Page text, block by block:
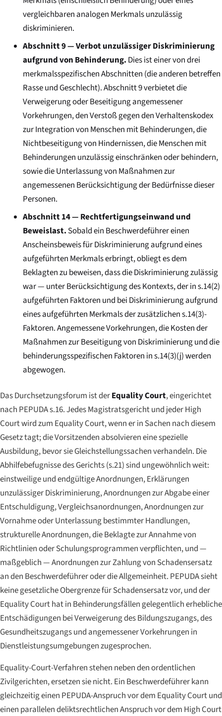
vergleichbaren analogen Merkmals unzulässig
diskriminieren.
Abschnitt 9 — Verbot unzulässiger Diskriminierung
aufgrund von Behinderung. Dies ist einer von drei
merkmalsspezifischen Abschnitten (die anderen betreffen
Rasse und Geschlecht). Abschnitt 9 verbietet die
Verweigerung oder Beseitigung angemessener
Vorkehrungen, den Verstoß gegen den Verhaltenskodex
zur Integration von Menschen mit Behinderungen, die
Nichtbeseitigung von Hindernissen, die Menschen mit
Behinderungen unzulässig einschränken oder behindern,
sowie die Unterlassung von Maßnahmen zur
angemessenen Berücksichtigung der Bedürfnisse dieser
Personen.
Abschnitt 14 — Rechtfertigungseinwand und
Beweislast. Sobald ein Beschwerdeführer einen
Anscheinsbeweis für Diskriminierung aufgrund eines
aufgeführten Merkmals erbringt, obliegt es dem
Beklagten zu beweisen, dass die Diskriminierung zulässig
war — unter Berücksichtigung des Kontexts, der in s.14(2)
aufgeführten Faktoren und bei Diskriminierung aufgrund
eines aufgeführten Merkmals der zusätzlichen s.14(3)-
Faktoren. Angemessene Vorkehrungen, die Kosten der
Maßnahmen zur Beseitigung von Diskriminierung und die
behinderungsspezifischen Faktoren in s.14(3)(j) werden
abgewogen.
Das Durchsetzungsforum ist derEquality Court, eingerichtet
nach PEPUDA s.16. Jedes Magistratsgericht und jeder High
Court wird zum Equality Court, wenn er in Sachen nach diesem
Gesetz tagt; die Vorsitzenden absolvieren eine spezielle
Ausbildung, bevor sie Gleichstellungssachen verhandeln. Die
Abhilfebefugnisse des Gerichts (s.21) sind ungewöhnlich weit:
einstweilige und endgültige Anordnungen, Erklärungen
unzulässiger Diskriminierung, Anordnungen zur Abgabe einer
Entschuldigung, Vergleichsanordnungen, Anordnungen zur
Vornahme oder Unterlassung bestimmter Handlungen,
strukturelle Anordnungen, die Beklagte zur Annahme von
Richtlinien oder Schulungsprogrammen verpflichten, und —
maßgeblich — Anordnungen zur Zahlung von Schadensersatz
an den Beschwerdeführer oder die Allgemeinheit. PEPUDA sieht
keine gesetzliche Obergrenze für Schadensersatz vor, und der
Equality Court hat in Behinderungsfällen gelegentlich erhebliche
Entschädigungen bei Verweigerung des Bildungszugangs, des
Gesundheitszugangs und angemessener Vorkehrungen in
Dienstleistungsumgebungen zugesprochen.
Equality-Court-Verfahren stehen neben den ordentlichen
Zivilgerichten, ersetzen sie nicht. Ein Beschwerdeführer kann
gleichzeitig einen PEPUDA-Anspruch vor dem Equality Court und
einen parallelen deliktsrechtlichen Anspruch vor dem High Court